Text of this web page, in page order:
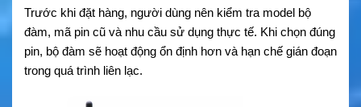
Trước khi đặt hàng, người dùng nên kiểm tra model bộ
đàm, mã pin cũ và nhu cầu sử dụng thực tế. Khi chọn đúng
pin, bộ đàm sẽ hoạt động ổn định hơn và hạn chế gián đoạn
trong quá trình liên lạc.